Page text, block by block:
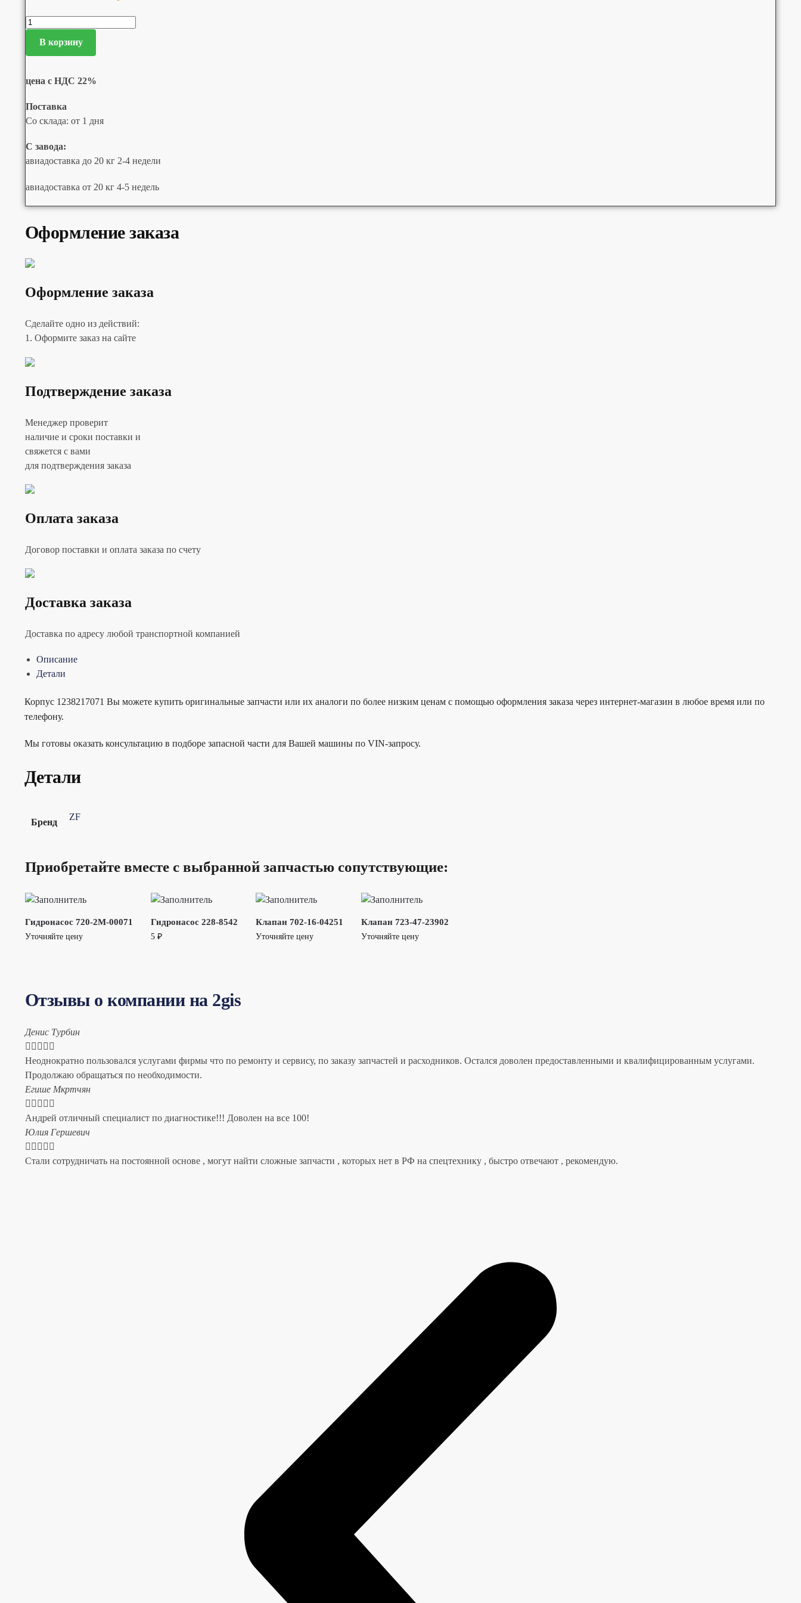
В корзину
цена с НДС 22%
Поставка
Со склада: от 1 дня
С завода:
авиадоставка до 20 кг 2-4 недели
авиадоставка от 20 кг 4-5 недель
Оформление заказа
Оформление заказа
Сделайте одно из действий:
1. Оформите заказ на сайте
Подтверждение заказа
Менеджер проверит
наличие и сроки поставки и
свяжется с вами
для подтверждения заказа
Оплата заказа
Договор поставки и оплата заказа по счету
Доставка заказа
Доставка по адресу любой транспортной компанией
Описание
Детали
Корпус 1238217071 Вы можете купить оригинальные запчасти или их аналоги по более низким ценам с помощью оформления заказа через интернет-магазин в любое время или по
телефону.
Мы готовы оказать консультацию в подборе запасной части для Вашей машины по VIN-запросу.
Детали
Бренд
ZF
Приобретайте вместе с выбранной запчастью сопутствующие:
Гидронасос 720-2M-00071
Уточняйте цену
Гидронасос 228-8542
5 ₽
Клапан 702-16-04251
Уточняйте цену
Клапан 723-47-23902
Уточняйте цену
Отзывы о компании на 2gis
Денис Турбин
    
Неоднократно пользовался услугами фирмы что по ремонту и сервису, по заказу запчастей и расходников. Остался доволен предоставленными и квалифицированным услугами.
Продолжаю обращаться по необходимости.
​Егише Мкртчян
    
Андрей отличный специалист по диагностике!!! Доволен на все 100!
​Юлия Гершевич
    
Стали сотрудничать на постоянной основе , могут найти сложные запчасти , которых нет в РФ на спецтехнику , быстро отвечают , рекомендую.